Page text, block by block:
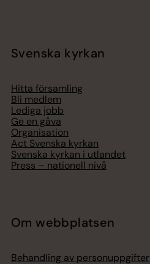
Svenska kyrkan
Hitta församling
Bli medlem
Lediga jobb
Ge en gåva
Organisation
Act Svenska kyrkan
Svenska kyrkan i utlandet
Press – nationell nivå
Om webbplatsen
Behandling av personuppgifter